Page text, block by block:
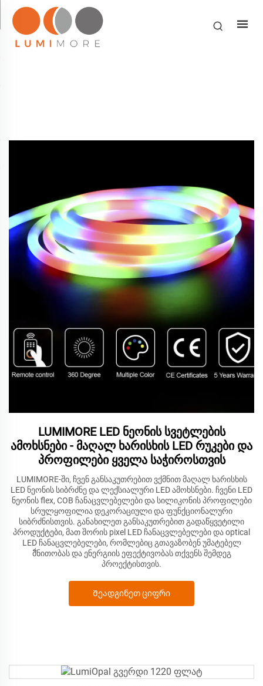
LUMIMORE LED ნეონის სვეტლების
ამოხსნები - მაღალ ხარისხის LED რუკები და
პროფილები ყველა საჭიროსთვის
LUMIMORE-ში, ჩვენ განსაკუთრებით ვქმნით მაღალ ხარისხის
LED ნეონის სიბრძნე და ლექსიალური LED ამოხსნები. ჩვენი LED
ნეონის flex, COB ჩანაცვლებელები და სილიკონის პროფილები
სრულყოფილია დეკორაციული და ფუნქციონალური
სიბრძნისთვის. განახილეთ განსაკუთრებით გადაწყვეტილი
პროდუქტები, მათ შორის pixel LED ჩანაცვლებელები და optical
LED ჩანაცვლებელები, რომლებიც გთავაზობენ უმატებელ
მั่ნითობას და ენერგიის ეფექტივობას თქვენს შემდეგ
პროექტისთვის.
Შეადგინეთ ციფრი